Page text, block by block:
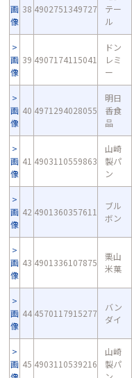
画
像
38 4902751349727
テー
ル
画
像
39 4907174115041
ドン
レミ
ー
画
像
40 4971294028055
明日
香食
品
画
像
41 4903110559863
山崎
製パ
ン
画
像
42 4901360357611
ブル
ボン
画
像
43 4901336107875
栗山
米菓
画
像
44 4570117915277
バン
ダイ
画 45 4903110539216
山崎
製パ